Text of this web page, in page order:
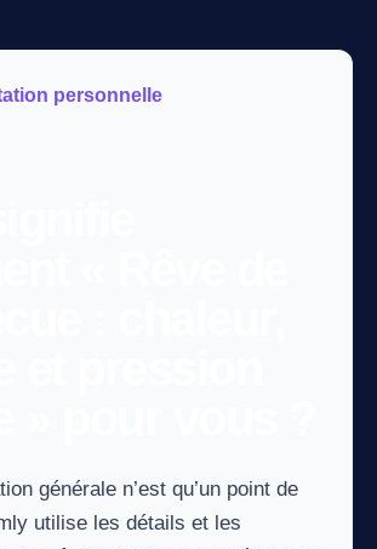
personnelle
générale n’est qu’un point de
utilise les détails et les